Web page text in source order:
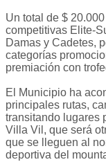
Un total de $
competitivas Elite-
Damas y Cadetes,
categorías
premiación con
El Municipio ha
principales rutas,
transitando lugares
Villa Vil, que será
que se lleguen al
deportiva del